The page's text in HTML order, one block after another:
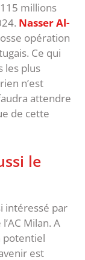
millions
Nasser Al-
opération
Ce qui
les plus
n’est
attendre
de cette
le
intéressé par
Milan. A
potentiel
est